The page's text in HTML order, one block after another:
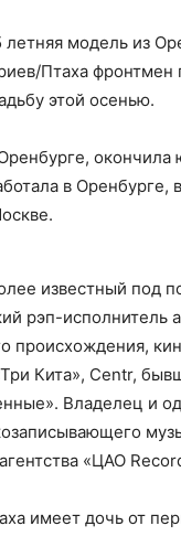
летняя модель из
Птаха фронтмен
этой осенью.
окончила
в Оренбурге,
известный под
рэп-исполнитель
происхождения,
Кита», Centr,
Владелец и
«ЦАО
имеет дочь от